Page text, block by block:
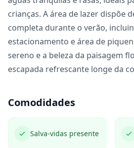
crianças. A área de lazer dispõe
completa durante o verão,
estacionamento e área de
sereno e a beleza da paisagem
escapada refrescante longe da
Comodidades
Salva-vidas presente